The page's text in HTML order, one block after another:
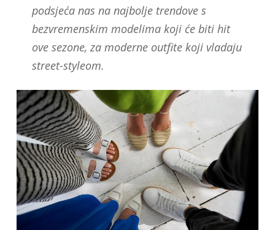
podsjeća nas na najbolje trendove s
bezvremenskim modelima koji će biti hit
ove sezone, za moderne outfite koji vladaju
street-styleom.